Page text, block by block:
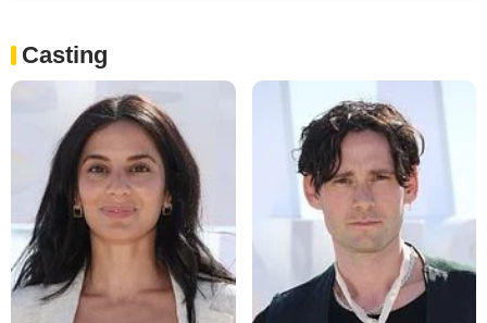
Casting